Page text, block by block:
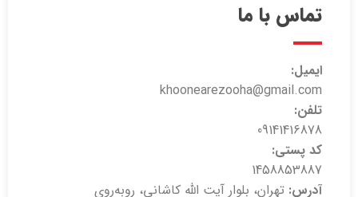
تماس با ما
ایمیل:
khoonearezooha@gmail.com
تلفن:
09141416878
کد پستی:
1458853887
آدرس: تهران، بلوار آیت الله کاشانی، روبه‌روی